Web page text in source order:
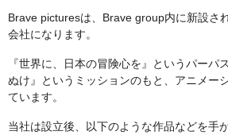
Brave picturesは、Brave group内に新設さ
会社になります。
『世界に、日本の冒険心を』というパーパ
ぬけ』というミッションのもと、アニメー
ています。
当社は設立後、以下のような作品などを手